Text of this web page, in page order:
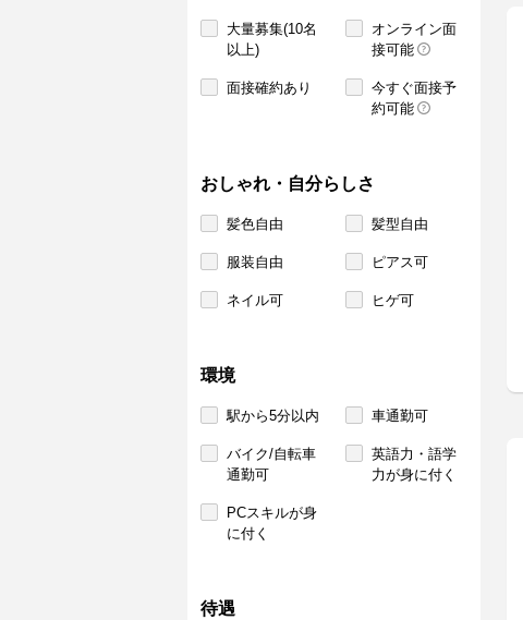
大量募集(10名
以上)
オンライン面
接可能
面接確約あり
今すぐ面接予
約可能
おしゃれ・自分らしさ
髪色自由 髪型自由
服装自由 ピアス可
ネイル可 ヒゲ可
環境
駅から5分以内 車通勤可
バイク/自転車
通勤可
英語力・語学
力が身に付く
PCスキルが身
に付く
待遇